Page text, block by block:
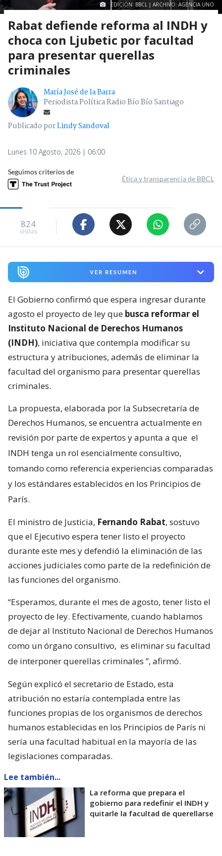
EDICIÓN: BBCL | ARCHIVO: AGENCIA UNO
Rabat defiende reforma al INDH y
choca con Ljubetic por facultad
para presentar querellas
criminales
María José de la Barra
Periodista Política Radio Bío Bío Santiago
Publicado porLindy Sandoval
Lunes 10 Agosto, 2026 | 06:00
Seguimos criterios de
Ética y transparencia de BBCL
824
visitas
VER RESUMEN
El Gobierno confirmó que espera ingresar durante
agosto el proyecto de ley que busca reformar el
Instituto Nacional de Derechos Humanos
(INDH), iniciativa que contempla modificar su
estructura y atribuciones, además de eliminar la
facultad del organismo para presentar querellas
criminales.
La propuesta, elaborada por la Subsecretaría de
Derechos Humanos, se encuentra actualmente en
revisión por parte de expertos y apunta a que el
INDH tenga un rol esencialmente consultivo,
tomando como referencia experiencias comparadas
y los estándares establecidos en los Principios de
París.
El ministro de Justicia, Fernando Rabat, sostuvo
que el Ejecutivo espera tener listo el proyecto
durante este mes y defendió la eliminación de las
acciones judiciales como parte de la redefinición de
las funciones del organismo.
“Esperamos, durante el mes de agosto, tener listo el
proyecto de ley. Efectivamente, cuando hablamos
de dejar al Instituto Nacional de Derechos Humanos
como un órgano consultivo, es eliminar su facultad
de interponer querellas criminales ”, afirmó.
Según explicó el secretario de Estado, esta
atribución no estaría contemplada entre las
funciones propias de los organismos de derechos
humanos establecidas en los Principios de París ni
sería una facultad habitual en la mayoría de las
legislaciones comparadas.
Lee también...
La reforma que prepara el
gobierno para redefinir el INDH y
quitarle la facultad de querellarse